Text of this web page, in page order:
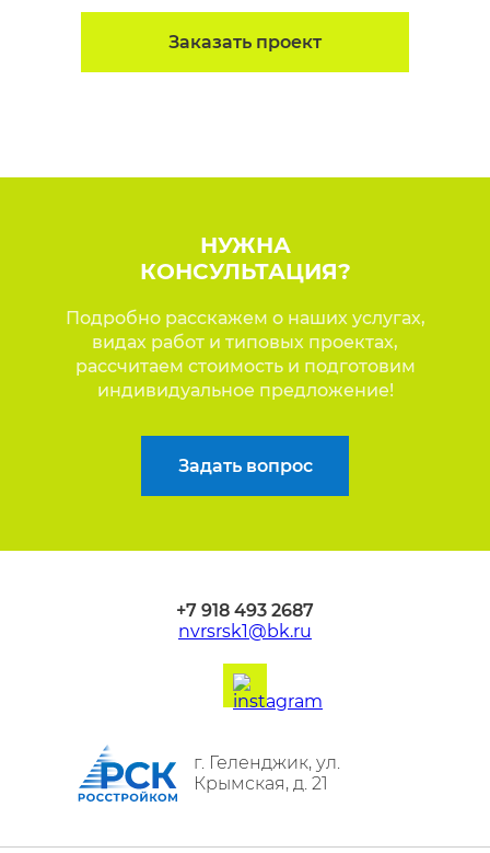
Заказать проект
НУЖНА
КОНСУЛЬТАЦИЯ?
Подробно расскажем о наших услугах,
видах работ и типовых проектах,
рассчитаем стоимость и подготовим
индивидуальное предложение!
Задать вопрос
г. Геленджик, ул.
Крымская, д. 21
+7 918 493 2687
nvrsrsk1@bk.ru